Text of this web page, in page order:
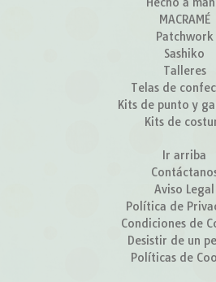
MACRAMÉ
Patchwork
Sashiko
Talleres
Telas de
Kits de punto y
Kits de
Ir arriba
Aviso Legal
Política de
Condiciones de
Desistir de un
Políticas de